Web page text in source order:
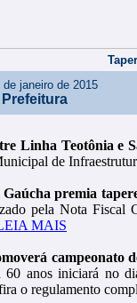
janeiro de 2015
Linha Teotônia e
de
premia
pela Nota Fiscal
MAIS
campeonato
60 anos iniciará no
o regulamento